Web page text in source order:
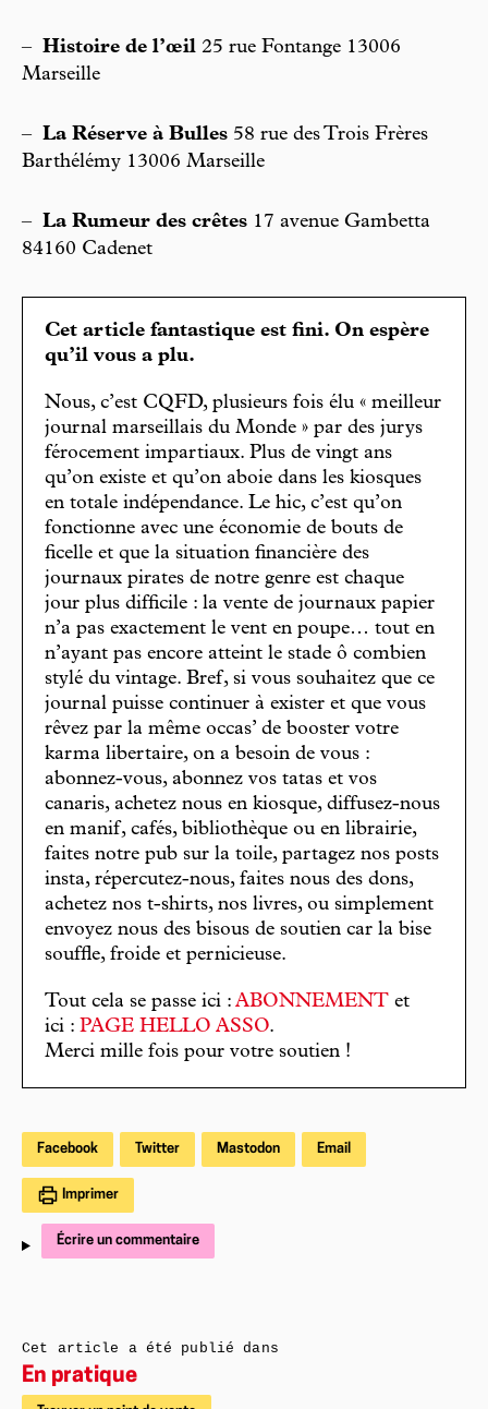
– Histoire de l’œil 25 rue Fontange 13006
Marseille
– La Réserve à Bulles 58 rue des Trois Frères
Barthélémy 13006 Marseille
– La Rumeur des crêtes 17 avenue Gambetta
84160 Cadenet
Cet article fantastique est fini. On espère
qu’il vous a plu.
Nous, c’est CQFD, plusieurs fois élu « meilleur
journal marseillais du Monde » par des jurys
férocement impartiaux. Plus de vingt ans
qu’on existe et qu’on aboie dans les kiosques
en totale indépendance. Le hic, c’est qu’on
fonctionne avec une économie de bouts de
ficelle et que la situation financière des
journaux pirates de notre genre est chaque
jour plus difficile : la vente de journaux papier
n’a pas exactement le vent en poupe… tout en
n’ayant pas encore atteint le stade ô combien
stylé du vintage. Bref, si vous souhaitez que ce
journal puisse continuer à exister et que vous
rêvez par la même occas’ de booster votre
karma libertaire, on a besoin de vous :
abonnez-vous, abonnez vos tatas et vos
canaris, achetez nous en kiosque, diffusez-nous
en manif, cafés, bibliothèque ou en librairie,
faites notre pub sur la toile, partagez nos posts
insta, répercutez-nous, faites nous des dons,
achetez nos t-shirts, nos livres, ou simplement
envoyez nous des bisous de soutien car la bise
souffle, froide et pernicieuse.
Tout cela se passe ici : ABONNEMENT et
ici : PAGE HELLO ASSO.
Merci mille fois pour votre soutien !
Facebook Twitter Mastodon Email
Imprimer
Écrire un commentaire
Cet article a été publié dans
En pratique